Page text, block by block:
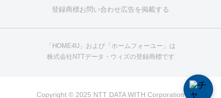
登録商標お問い合わせ広告を掲載する
「HOME4U」および「ホームフォーユー」は
株式会社NTTデータ・ウィズの登録商標です
Copyright © 2025 NTT DATA WITH Corporation